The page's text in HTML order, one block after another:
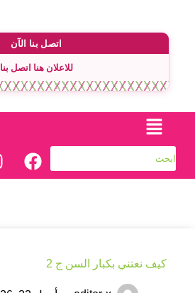
اتصل بنا الآن
للاعلان هنا اتصل بنا
كيف نعتني بكبار السن ج 2